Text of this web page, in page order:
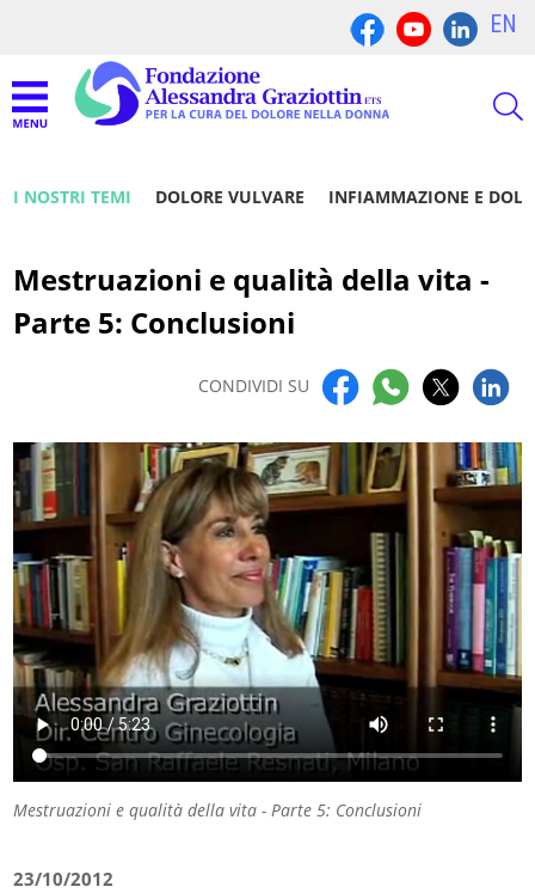
EN
I NOSTRI TEMI DOLORE VULVARE INFIAMMAZIONE E
Mestruazioni e qualità della vita -
Parte 5: Conclusioni
CONDIVIDI SU
Mestruazioni e qualità della vita - Parte 5: Conclusioni
23/10/2012